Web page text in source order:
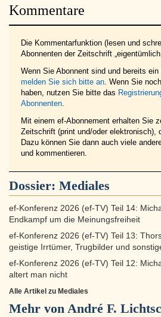
Kommentare
Die Kommentarfunktion (lesen und
Abonnenten der Zeitschrift
Wenn Sie Abonnent sind und bereits
melden Sie sich bitte an. Wenn Sie
haben, nutzen Sie bitte das
Abonnenten.
Mit einem ef-Abonnement erhalten Sie
Zeitschrift (print und/oder elektronisch),
Dazu können Sie dann auch viele
und kommentieren.
Dossier: Mediales
ef-Konferenz 2026 (ef-TV) Teil 14:
Endkampf um die Meinungsfreiheit
ef-Konferenz 2026 (ef-TV) Teil 13:
geistige Irrtümer, Trugbilder und
ef-Konferenz 2026 (ef-TV) Teil 12:
altert man nicht
Alle Artikel zu Mediales
Mehr von André F.